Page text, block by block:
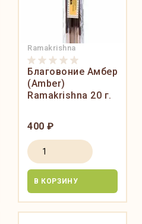
Ramakrishna
Благовоние Амбер
(Amber)
Ramakrishna 20 г.
400 ₽
В КОРЗИНУ